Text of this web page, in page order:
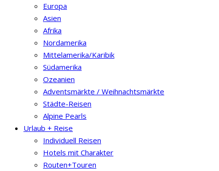
Europa
Asien
Afrika
Nordamerika
Mittelamerika/Karibik
Südamerika
Ozeanien
Adventsmärkte / Weihnachtsmärkte
Städte-Reisen
Alpine Pearls
Urlaub + Reise
Individuell Reisen
Hotels mit Charakter
Routen+Touren